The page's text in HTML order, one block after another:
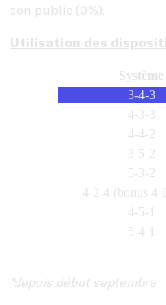
son public (0%).
Utilisation des
Système
3-4-3
4-3-3
4-4-2
3-5-2
5-3-2
4-2-4 (bonus 4-
4-5-1
5-4-1
*depuis début septembre